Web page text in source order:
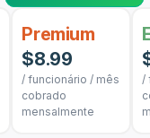
Premium
$8.99
/ funcionário / mês
cobrado
mensalmente
/